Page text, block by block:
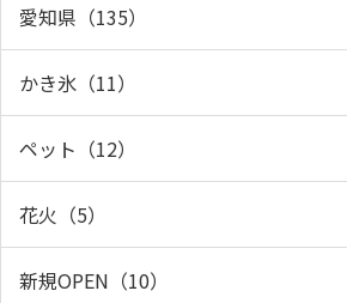
愛知県（135）
かき氷（11）
ペット（12）
花火（5）
新規OPEN（10）